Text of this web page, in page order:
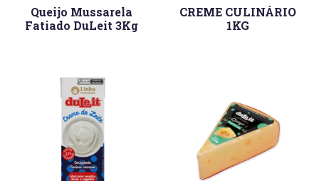
Queijo Mussarela
Fatiado DuLeit 3Kg
CREME CULINÁRIO
1KG